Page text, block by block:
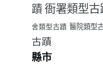
蹟 衙署類型古
舍類型古蹟 醫院類型
古蹟
縣市